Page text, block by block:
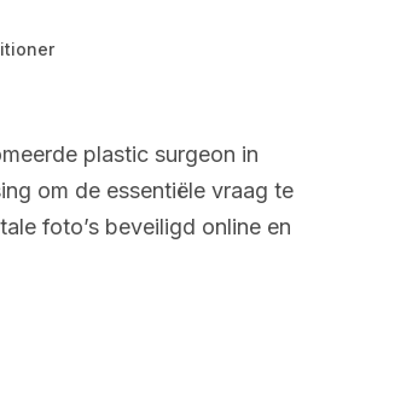
plastic surgeon in
om de essentiële vraag te
foto’s beveiligd online en